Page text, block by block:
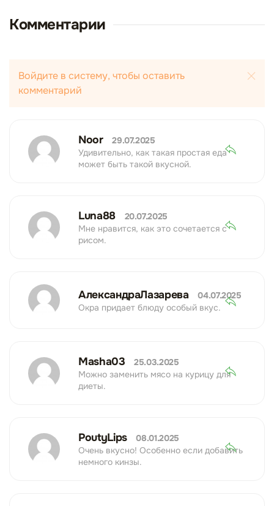
Комментарии
Войдите в систему, чтобы оставить
комментарий
Noor
29.07.2025
Удивительно, как такая простая еда
может быть такой вкусной.
Luna88
20.07.2025
Мне нравится, как это сочетается с
рисом.
АлександраЛазарева
04.07.2025
Окра придает блюду особый вкус.
Masha03
25.03.2025
Можно заменить мясо на курицу для
диеты.
PoutyLips
08.01.2025
Очень вкусно! Особенно если добавить
немного кинзы.